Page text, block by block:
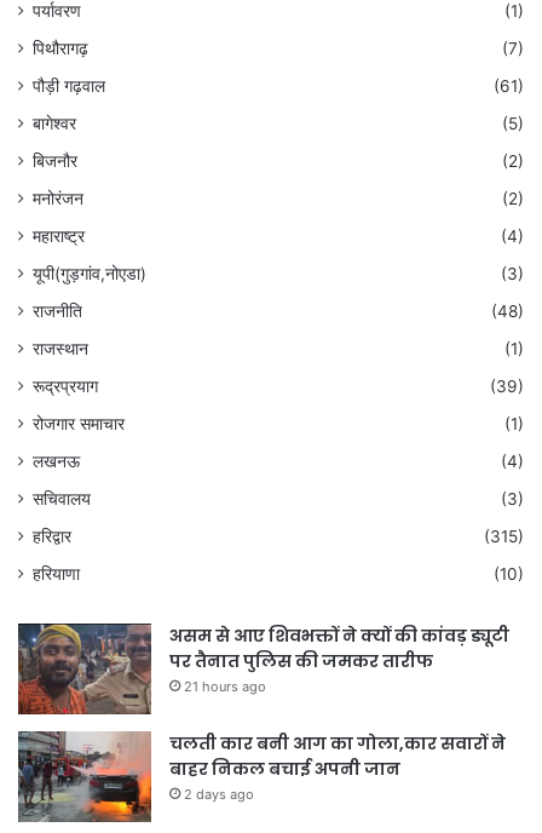
पर्यावरण
(1)
पिथौरागढ़
(7)
पौड़ी गढ़वाल
(61)
बागेश्वर
(5)
बिजनौर
(2)
मनोरंजन
(2)
महाराष्ट्र
(4)
यूपी(गुड़गांव,नोएडा)
(3)
राजनीति
(48)
राजस्थान
(1)
रूद्रप्रयाग
(39)
रोजगार समाचार
(1)
लखनऊ
(4)
सचिवालय
(3)
हरिद्वार
(315)
हरियाणा
(10)
असम से आए शिवभक्तों ने क्यों की कांवड़ ड्यूटी
पर तैनात पुलिस की जमकर तारीफ
21 hours ago
चलती कार बनी आग का गोला,कार सवारों ने
बाहर निकल बचाई अपनी जान
2 days ago